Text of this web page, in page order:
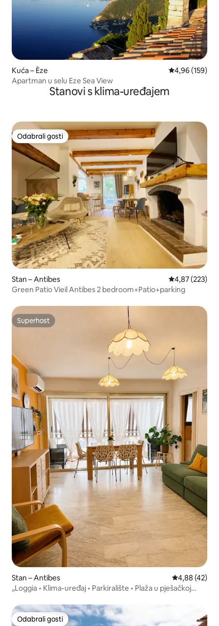
Kuća – Èze Prosječna
4,96 (159)
Apartman u selu Eze Sea View
Stanovi s klima-uređajem
Odabrali gosti
Odabrali gosti
Stan – Antibes Prosječna
4,87 (223)
Green Patio Vieil Antibes 2 bedroom+Patio+parking
Superhost
Superhost
Stan – Antibes Prosječna
4,88 (42)
„Loggia • Klima-uređaj • Parkiralište • Plaža u pješačkoj
Odabrali gosti
Odabrali gosti